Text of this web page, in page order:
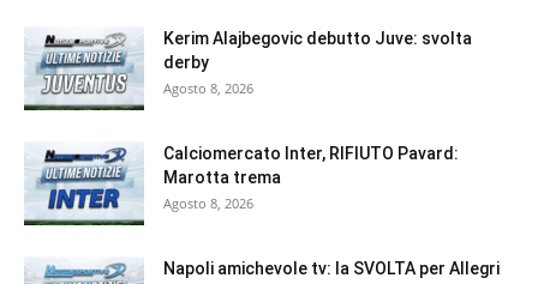
Kerim Alajbegovic debutto Juve: svolta
derby
Agosto 8, 2026
Calciomercato Inter, RIFIUTO Pavard:
Marotta trema
Agosto 8, 2026
Napoli amichevole tv: la SVOLTA per Allegri